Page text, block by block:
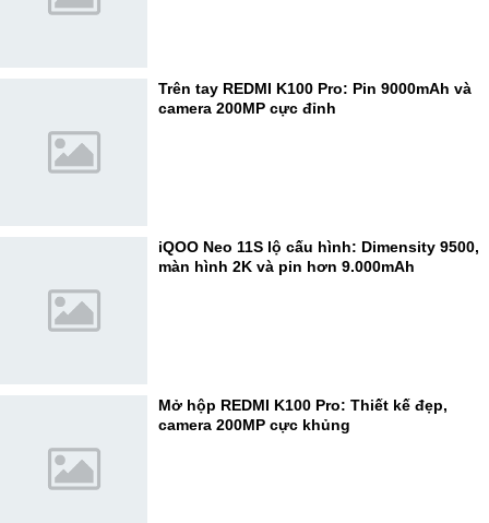
Trên tay REDMI K100 Pro: Pin 9000mAh và
camera 200MP cực đỉnh
iQOO Neo 11S lộ cấu hình: Dimensity 9500,
màn hình 2K và pin hơn 9.000mAh
Mở hộp REDMI K100 Pro: Thiết kế đẹp,
camera 200MP cực khủng